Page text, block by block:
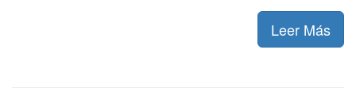
Leer Más